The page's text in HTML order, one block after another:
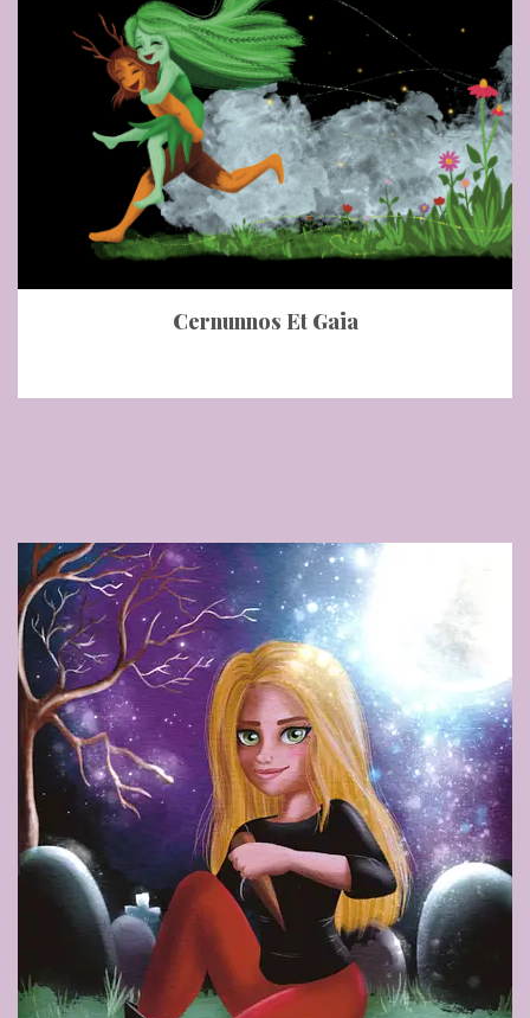
Cernunnos Et Gaia